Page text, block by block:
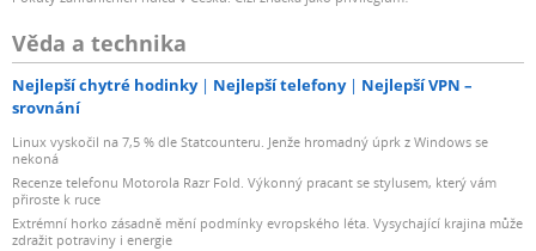
Věda a technika
Nejlepší chytré hodinky Nejlepší telefony
Nejlepší VPN –
srovnání
Linux vyskočil na 7,5 % dle Statcounteru. Jenže hromadný úprk z Windows se
nekoná
Recenze telefonu Motorola Razr Fold. Výkonný pracant se stylusem, který vám
přiroste k ruce
Extrémní horko zásadně mění podmínky evropského léta. Vysychající krajina může
zdražit potraviny i energie